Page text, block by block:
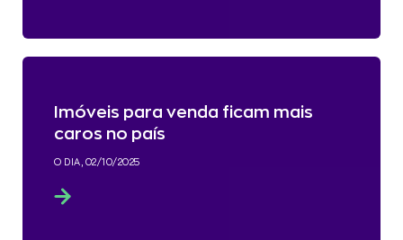
Imóveis para venda ficam mais
caros no país
O DIA, 02/10/2025